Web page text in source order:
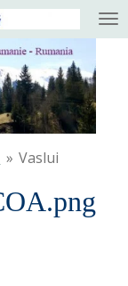
» Vaslui